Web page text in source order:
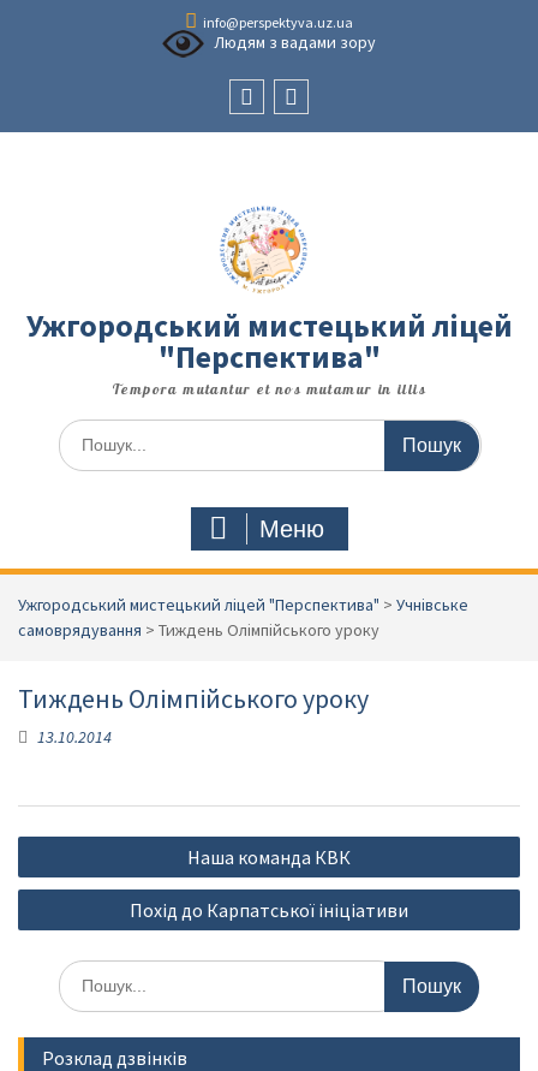
info@perspektyva.uz.ua
Людям з вадами зору
Ужгородський мистецький ліцей
"Перспектива"
Tempora mutantur et nos mutamur in illis
Шукати:
Меню
Ужгородський мистецький ліцей "Перспектива" > Учнівське
самоврядування > Тиждень Олімпійського уроку
Тиждень Олімпійського уроку
13.10.2014
Навігація
записів
Наша команда КВК
Похід до Карпатської ініціативи
Шукати:
Розклад дзвінків